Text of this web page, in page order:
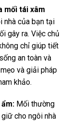
mối tái xâm
nhà của bạn tại
gây ra. Việc chủ
chỉ giúp tiết
an toàn và
và giải pháp
khảo.
Mối thường
cho ngôi nhà